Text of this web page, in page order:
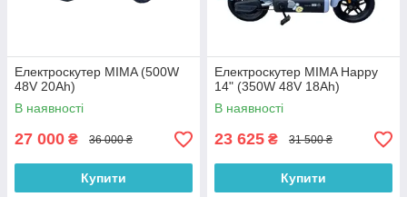
Електроскутер MIMA (500W
48V 20Ah)
В наявності
27 000 ₴ 36 000 ₴
Купити
Електроскутер MIMA Happy
14" (350W 48V 18Ah)
В наявності
23 625 ₴ 31 500 ₴
Купити